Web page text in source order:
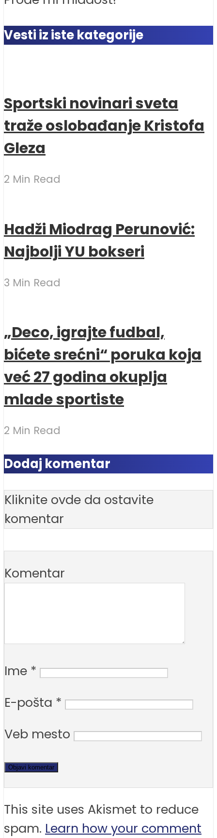
Vesti iz iste kategorije
Sportski novinari sveta
traže oslobađanje Kristofa
Gleza
2 Min Read
Hadži Miodrag Perunović:
Najbolji YU bokseri
3 Min Read
„Deco, igrajte fudbal,
bićete srećni“ poruka koja
već 27 godina okuplja
mlade sportiste
2 Min Read
Dodaj komentar
Kliknite ovde da ostavite
komentar
Komentar
Ime *
E-pošta *
Veb mesto
This site uses Akismet to reduce
spam. Learn how your comment